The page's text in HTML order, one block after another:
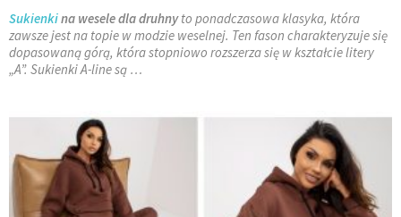
Sukienkina wesele dla druhnyto ponadczasowa klasyka, która
zawsze jest na topie w modzie weselnej. Ten fason charakteryzuje się
dopasowaną górą, która stopniowo rozszerza się w kształcie litery
„A”. Sukienki A-line są …